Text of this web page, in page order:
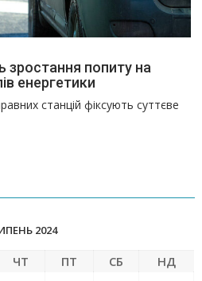
попиту на
енергетики
станцій фіксують суттєве
2024
ЧТ ПТ СБ
НД